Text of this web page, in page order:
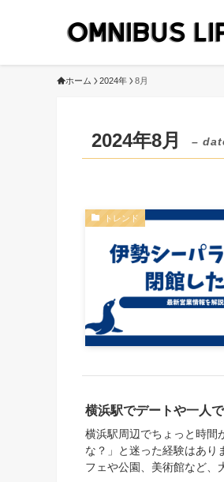
ホーム 2024年 8月
2024年8月 –
トレンド
横浜駅でデートや一人
横浜駅周辺でちょっと時間
な？」と迷った経験はあり
フェや公園、美術館など、